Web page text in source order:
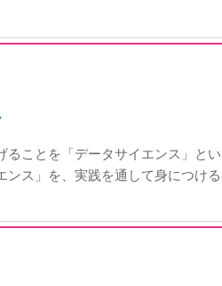
ことを「データサイエンス」と
ス」を、実践を通して身につけ